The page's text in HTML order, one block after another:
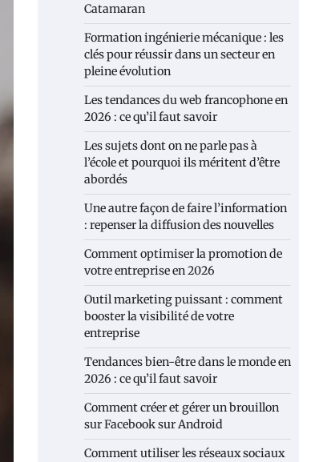
Catamaran
Formation ingénierie mécanique : les
clés pour réussir dans un secteur en
pleine évolution
Les tendances du web francophone en
2026 : ce qu’il faut savoir
Les sujets dont on ne parle pas à
l’école et pourquoi ils méritent d’être
abordés
Une autre façon de faire l’information
: repenser la diffusion des nouvelles
Comment optimiser la promotion de
votre entreprise en 2026
Outil marketing puissant : comment
booster la visibilité de votre
entreprise
Tendances bien-être dans le monde en
2026 : ce qu’il faut savoir
Comment créer et gérer un brouillon
sur Facebook sur Android
Comment utiliser les réseaux sociaux